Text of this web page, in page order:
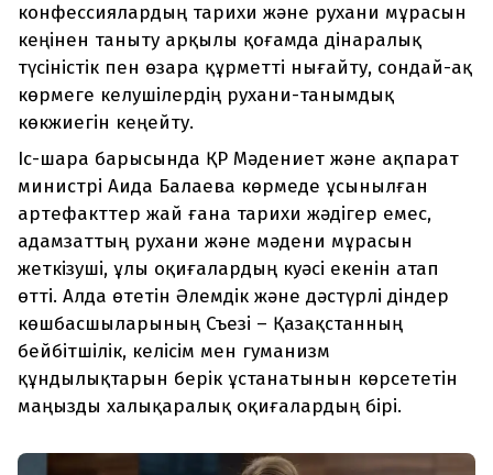
конфессиялардың тарихи және рухани мұрасын
кеңінен таныту арқылы қоғамда дінаралық
түсіністік пен өзара құрметті нығайту, сондай-ақ
көрмеге келушілердің рухани-танымдық
көкжиегін кеңейту.
Іс-шара барысында ҚР Мәдениет және ақпарат
министрі Аида Балаева көрмеде ұсынылған
артефакттер жай ғана тарихи жәдігер емес,
адамзаттың рухани және мәдени мұрасын
жеткізуші, ұлы оқиғалардың куәсі екенін атап
өтті. Алда өтетін Әлемдік және дәстүрлі діндер
көшбасшыларының Съезі – Қазақстанның
бейбітшілік, келісім мен гуманизм
құндылықтарын берік ұстанатынын көрсететін
маңызды халықаралық оқиғалардың бірі.